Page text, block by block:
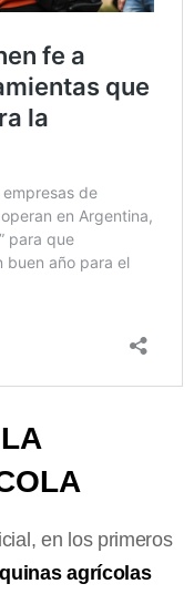
en los primeros
agrícolas